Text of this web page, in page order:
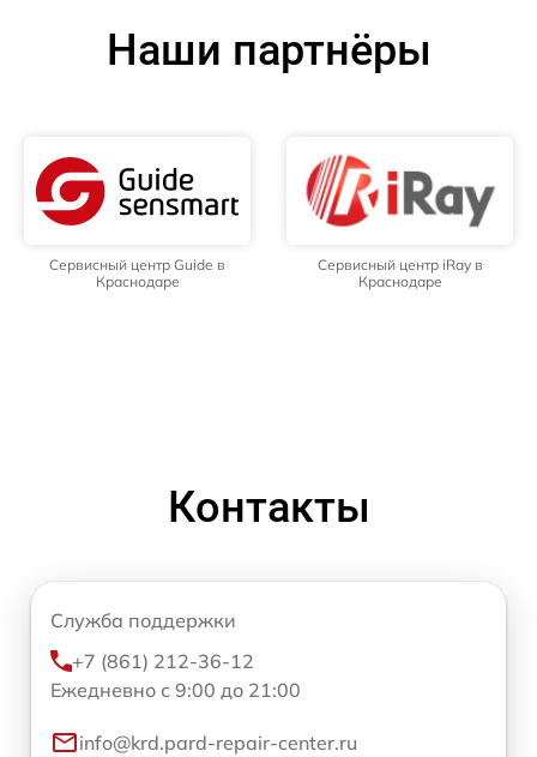
Наши партнёры
Сервисный центр Guide в
Краснодаре
Сервисный центр iRay в
Краснодаре
Контакты
Служба поддержки
+7 (861) 212-36-12
Ежедневно с 9:00 до 21:00
info@krd.pard-repair-center.ru